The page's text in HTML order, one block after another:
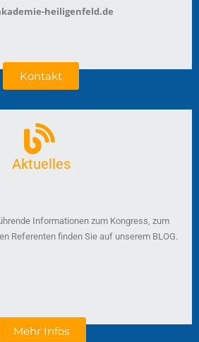
heiligenfeld.de
Kontakt
Aktuelles
Informationen zum Kongress, zum
Referenten finden Sie auf unserem BLOG.
Mehr Infos